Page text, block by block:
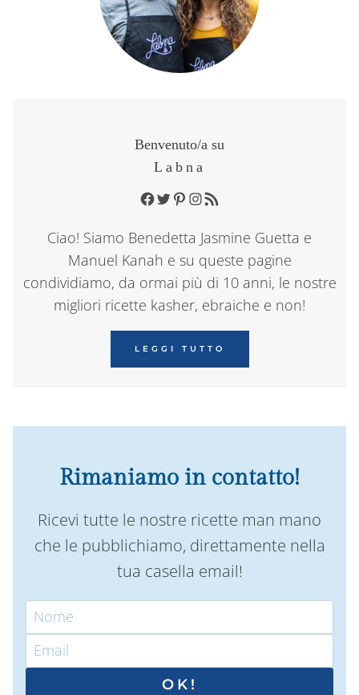
Benvenuto/a su
Labna
Facebook
TwitterPinterest
Instagram
RSS Feed
Ciao! Siamo Benedetta Jasmine Guetta e
Manuel Kanah e su queste pagine
condividiamo, da ormai più di 10 anni, le nostre
migliori ricette kasher, ebraiche e non!
LEGGI TUTTO
Rimaniamo in contatto!
Ricevi tutte le nostre ricette man mano
che le pubblichiamo, direttamente nella
tua casella email!
OK!